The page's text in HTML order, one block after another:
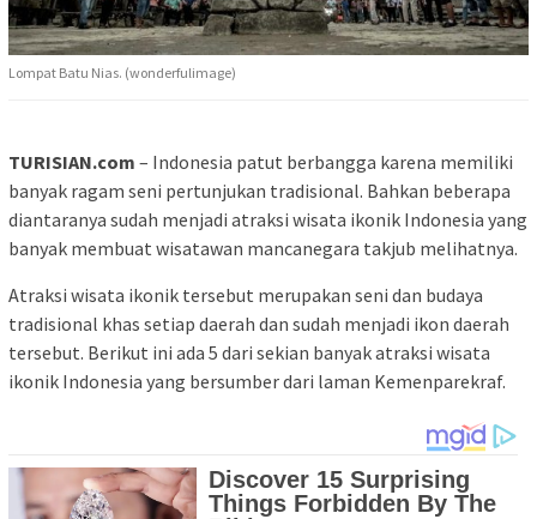
Lompat Batu Nias. (wonderfulimage)
TURISIAN.com – Indonesia patut berbangga karena memiliki
banyak ragam seni pertunjukan tradisional. Bahkan beberapa
diantaranya sudah menjadi atraksi wisata ikonik Indonesia yang
banyak membuat wisatawan mancanegara takjub melihatnya.
Atraksi wisata ikonik tersebut merupakan seni dan budaya
tradisional khas setiap daerah dan sudah menjadi ikon daerah
tersebut. Berikut ini ada 5 dari sekian banyak atraksi wisata
ikonik Indonesia yang bersumber dari laman Kemenparekraf.